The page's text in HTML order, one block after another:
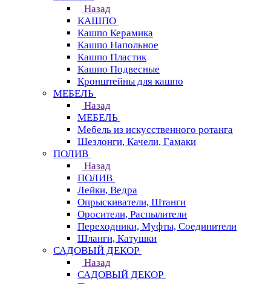
Назад
КАШПО
Кашпо Керамика
Кашпо Напольное
Кашпо Пластик
Кашпо Подвесные
Кронштейны для кашпо
МЕБЕЛЬ
Назад
МЕБЕЛЬ
Мебель из искусственного ротанга
Шезлонги, Качели, Гамаки
ПОЛИВ
Назад
ПОЛИВ
Лейки, Ведра
Опрыскиватели, Штанги
Оросители, Распылители
Переходники, Муфты, Соединители
Шланги, Катушки
САДОВЫЙ ДЕКОР
Назад
САДОВЫЙ ДЕКОР